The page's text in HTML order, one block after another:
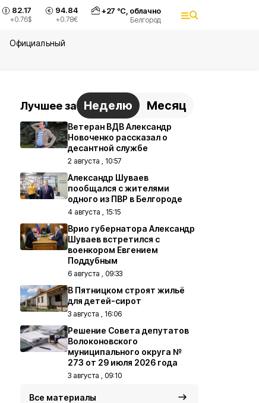
82.17
+0.76$
94.84
+0.78€
+27 °С, облачно
Белгород
Официальный
Лучшее за Неделю Месяц
Ветеран ВДВ Александр
Новоченко рассказал о
десантной службе
2 августа , 10:57
Александр Шуваев
пообщался с жителями
одного из ПВР в Белгороде
4 августа , 15:15
Врио губернатора Александр
Шуваев встретился с
военкором Евгением
Поддубным
6 августа , 09:33
В Пятницком строят жильё
для детей-сирот
3 августа , 16:06
Решение Совета депутатов
Волоконовского
муниципального округа №
273 от 29 июля 2026 года
3 августа , 09:10
Все материалы